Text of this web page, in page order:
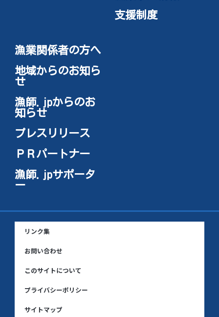
支援制度
漁業関係者の方へ
地域からのお知ら
せ
漁師.jpからのお
知らせ
プレスリリース
ＰＲパートナー
漁師.jpサポータ
ー
リンク集
お問い合わせ
このサイトについて
プライバシーポリシー
サイトマップ